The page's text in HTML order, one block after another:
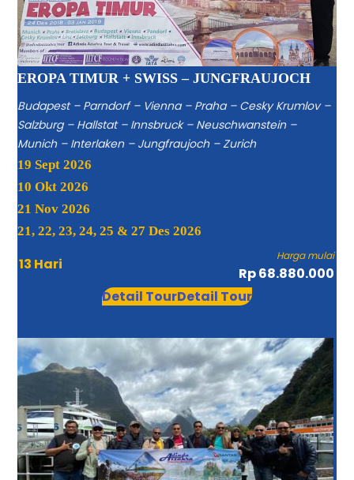
EROPA TIMUR + SWISS – JUNGFRAUJOCH
Budapest – Parndorf – Vienna – Praha – Cesky Krumlov –
Salzburg – Hallstat – Innsbruck – Neuschwanstein –
Munich – Interlaken – Jungfraujoch – Zurich
19 Sept 2026
10 Okt 2026
21 Nov 2026
21, 22, 23, 24, 25 & 27 Des 2026
13 Hari Harga mulai
Rp 68.880.000
Detail TourDetail Tour